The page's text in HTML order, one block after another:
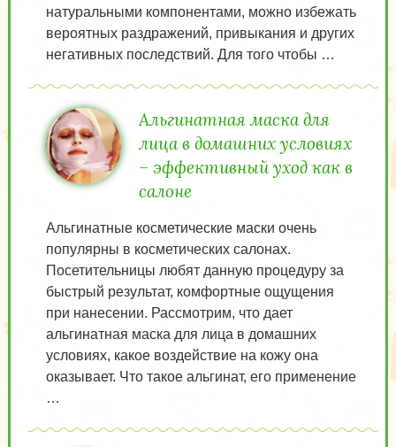
натуральными компонентами, можно избежать
вероятных раздражений, привыкания и других
негативных последствий. Для того чтобы …
Альгинатная маска для
лица в домашних условиях
– эффективный уход как в
салоне
Альгинатные косметические маски очень
популярны в косметических салонах.
Посетительницы любят данную процедуру за
быстрый результат, комфортные ощущения
при нанесении. Рассмотрим, что дает
альгинатная маска для лица в домашних
условиях, какое воздействие на кожу она
оказывает. Что такое альгинат, его применение
…